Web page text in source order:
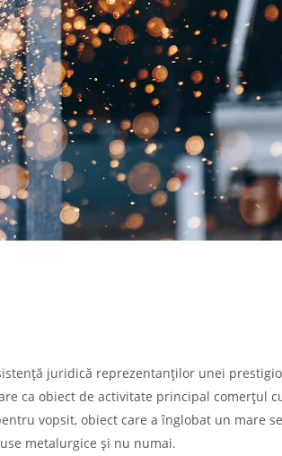
juridică reprezentanților unei
ca obiect de activitate principal comerțul
vopsit, obiect care a înglobat un mare
metalurgice și nu numai.